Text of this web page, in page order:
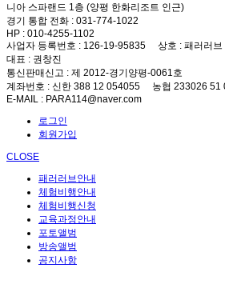
니아 스파랜드 1층 (양평 한화리조트 인근)
경기 통합 전화 : 031-774-1022
HP : 010-4255-1102
사업자 등록번호 : 126-19-95835 상호 : 패러러
대표 : 권창진
통신판매신고 : 제 2012-경기양평-0061호
계좌번호 : 신한 388 12 054055 농협 233026 51
E-MAIL : PARA114@naver.com
로그인
회원가입
CLOSE
패러러브안내
체험비행안내
체험비행신청
교육과정안내
포토앨범
방송앨범
공지사항